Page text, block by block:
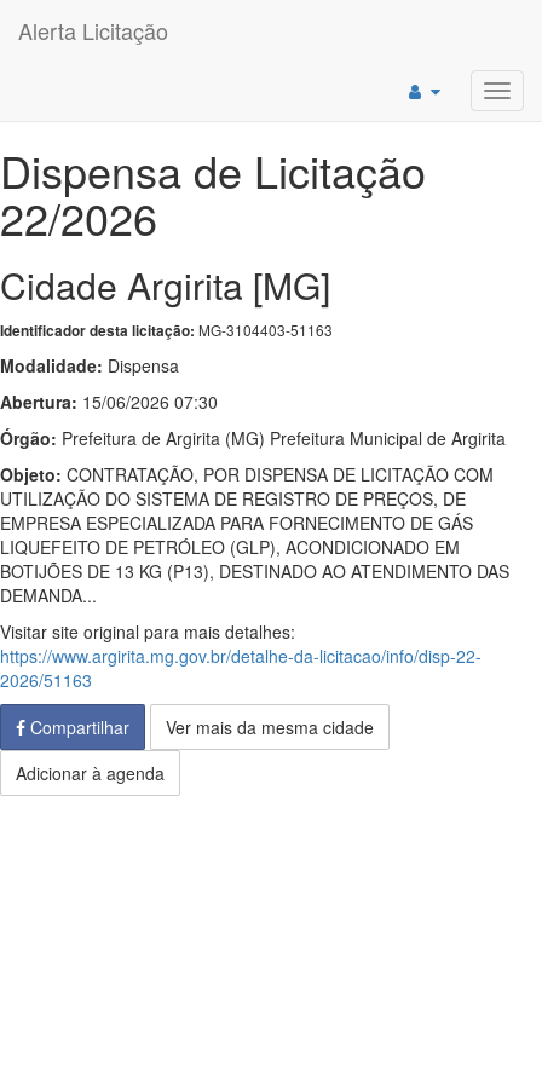
Alerta Licitação
Dispensa de Licitação
22/2026
Cidade Argirita [MG]
Identificador desta licitação: MG-3104403-51163
Modalidade: Dispensa
Abertura: 15/06/2026 07:30
Órgão: Prefeitura de Argirita (MG) Prefeitura Municipal de Argirita
Objeto: CONTRATAÇÃO, POR DISPENSA DE LICITAÇÃO COM
UTILIZAÇÃO DO SISTEMA DE REGISTRO DE PREÇOS, DE
EMPRESA ESPECIALIZADA PARA FORNECIMENTO DE GÁS
LIQUEFEITO DE PETRÓLEO (GLP), ACONDICIONADO EM
BOTIJÕES DE 13 KG (P13), DESTINADO AO ATENDIMENTO DAS
DEMANDA...
Visitar site original para mais detalhes:
https://www.argirita.mg.gov.br/detalhe-da-licitacao/info/disp-22-
2026/51163
Compartilhar
Ver mais da mesma cidade
Adicionar à agenda